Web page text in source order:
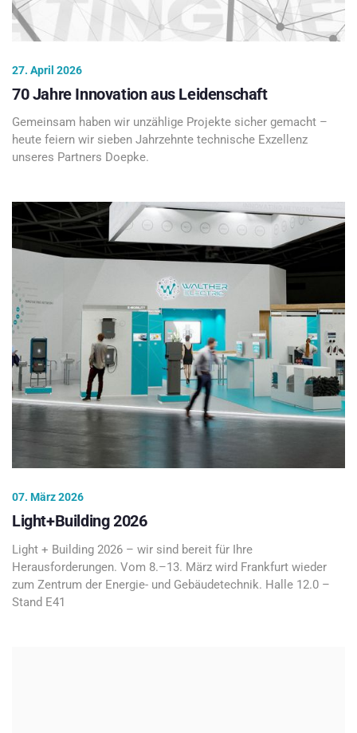
27. April 2026
70 Jahre Innovation aus Leidenschaft
Gemeinsam haben wir unzählige Projekte sicher gemacht –
heute feiern wir sieben Jahrzehnte technische Exzellenz
unseres Partners Doepke.
07. März 2026
Light+Building 2026
Light + Building 2026 – wir sind bereit für Ihre
Herausforderungen. Vom 8.–13. März wird Frankfurt wieder
zum Zentrum der Energie- und Gebäudetechnik. Halle 12.0 –
Stand E41